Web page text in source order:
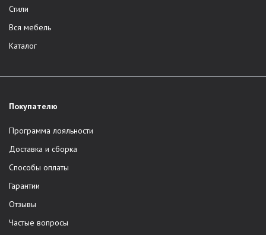
Стили
Вся мебель
Каталог
Покупателю
Программа лояльности
Доставка и сборка
Способы оплаты
Гарантии
Отзывы
Частые вопросы